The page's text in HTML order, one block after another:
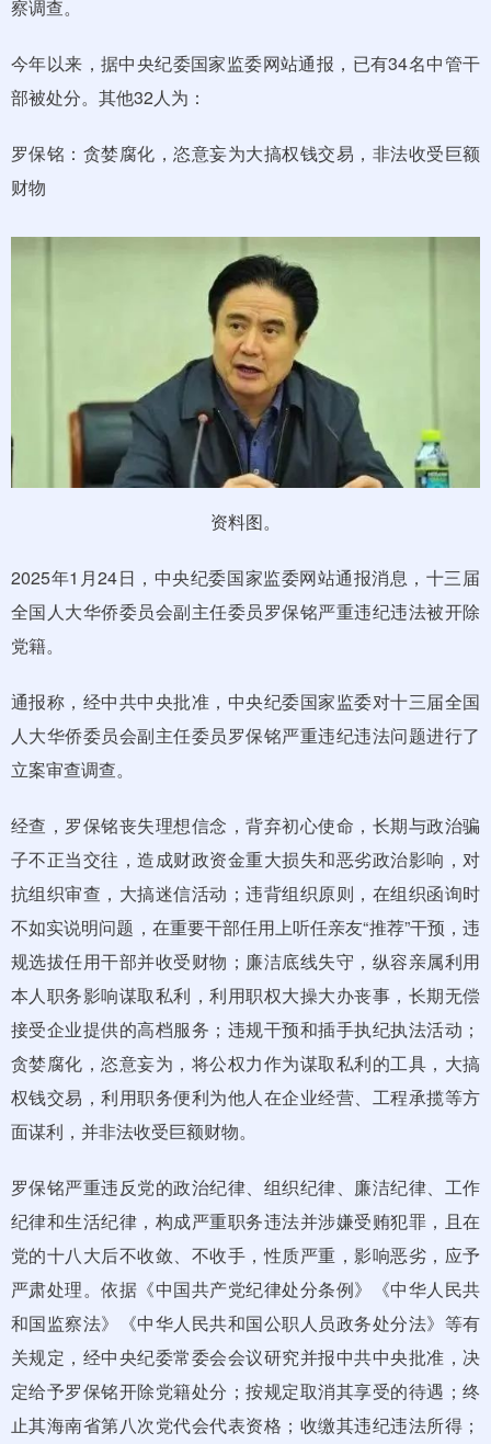
察调查。
今年以来，据中央纪委国家监委网站通报，已有34名中管干
部被处分。其他32人为：
罗保铭：贪婪腐化，恣意妄为大搞权钱交易，非法收受巨额
财物
资料图。
2025年1月24日，中央纪委国家监委网站通报消息，十三届
全国人大华侨委员会副主任委员罗保铭严重违纪违法被开除
党籍。
通报称，经中共中央批准，中央纪委国家监委对十三届全国
人大华侨委员会副主任委员罗保铭严重违纪违法问题进行了
立案审查调查。
经查，罗保铭丧失理想信念，背弃初心使命，长期与政治骗
子不正当交往，造成财政资金重大损失和恶劣政治影响，对
抗组织审查，大搞迷信活动；违背组织原则，在组织函询时
不如实说明问题，在重要干部任用上听任亲友“推荐”干预，违
规选拔任用干部并收受财物；廉洁底线失守，纵容亲属利用
本人职务影响谋取私利，利用职权大操大办丧事，长期无偿
接受企业提供的高档服务；违规干预和插手执纪执法活动；
贪婪腐化，恣意妄为，将公权力作为谋取私利的工具，大搞
权钱交易，利用职务便利为他人在企业经营、工程承揽等方
面谋利，并非法收受巨额财物。
罗保铭严重违反党的政治纪律、组织纪律、廉洁纪律、工作
纪律和生活纪律，构成严重职务违法并涉嫌受贿犯罪，且在
党的十八大后不收敛、不收手，性质严重，影响恶劣，应予
严肃处理。依据《中国共产党纪律处分条例》《中华人民共
和国监察法》《中华人民共和国公职人员政务处分法》等有
关规定，经中央纪委常委会会议研究并报中共中央批准，决
定给予罗保铭开除党籍处分；按规定取消其享受的待遇；终
止其海南省第八次党代会代表资格；收缴其违纪违法所得；